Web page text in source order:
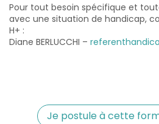
Pour tout besoin spécifique et
avec une situation de handicap,
H+ :
Diane BERLUCCHI –
Je postule à cette